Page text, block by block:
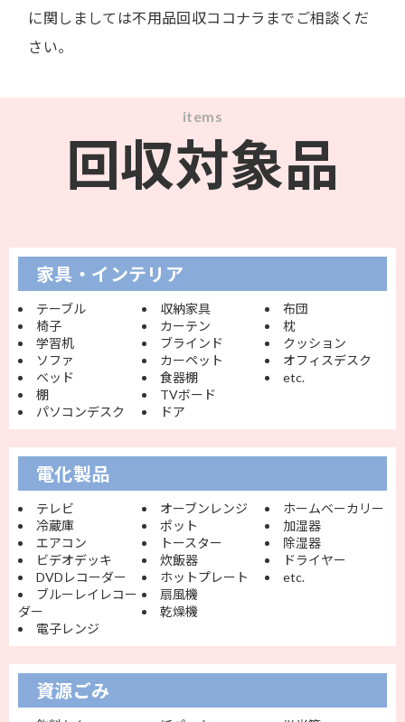
に関しましては不用品回収ココナラまでご相談くだ
さい。
items
回収対象品
家具・インテリア
テーブル
椅子
学習机
ソファ
ベッド
棚
パソコンデスク
収納家具
カーテン
ブラインド
カーペット
食器棚
TVボード
ドア
布団
枕
クッション
オフィスデスク
etc.
電化製品
テレビ
冷蔵庫
エアコン
ビデオデッキ
DVDレコーダー
ブルーレイレコー
ダー
電子レンジ
オーブンレンジ
ポット
トースター
炊飯器
ホットプレート
扇風機
乾燥機
ホームベーカリー
加湿器
除湿器
ドライヤー
etc.
資源ごみ